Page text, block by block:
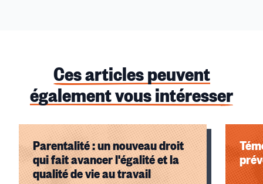
Ces articles peuvent
également vous intéresser
Parentalité : un nouveau droit
qui fait avancer l'égalité et la
qualité de vie au travail